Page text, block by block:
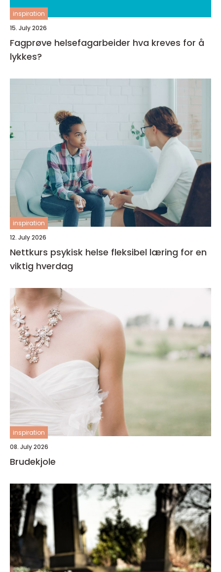
inspiration
15. July 2026
Fagprøve helsefagarbeider hva kreves for å
lykkes?
inspiration
12. July 2026
Nettkurs psykisk helse fleksibel læring for en
viktig hverdag
inspiration
08. July 2026
Brudekjole